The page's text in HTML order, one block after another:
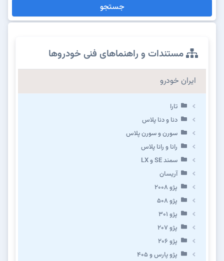
جستجو
مستندات و راهنماهای فنی خودروها
ایران خودرو
تارا
دنا و دنا پلاس
سورن و سورن پلاس
رانا و رانا پلاس
سمند SE و LX
آریسان
پژو ۲۰۰۸
پژو ۵۰۸
پژو 301
پژو ۲۰۷
پژو ۲۰۶
پژو پارس و ۴۰۵